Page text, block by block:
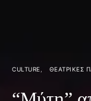
CULTURE ΘΕΑΤΡΙΚΈΣ